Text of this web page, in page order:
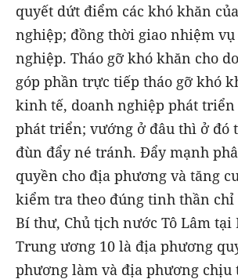
quyết dứt điểm các khó khăn
nghiệp; đồng thời giao nhiệm vụ
nghiệp. Tháo gỡ khó khăn cho
góp phần trực tiếp tháo gỡ khó
kinh tế, doanh nghiệp phát
phát triển; vướng ở đâu thì ở đó
đùn đẩy né tránh. Đẩy mạnh
quyền cho địa phương và tăng
kiểm tra theo đúng tinh thần chỉ
Bí thư, Chủ tịch nước Tô Lâm tại
Trung ương 10 là địa phương
phương làm và địa phương chịu